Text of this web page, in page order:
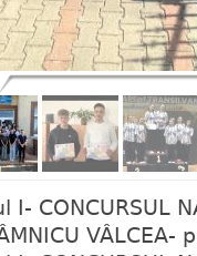
I- CONCURSUL